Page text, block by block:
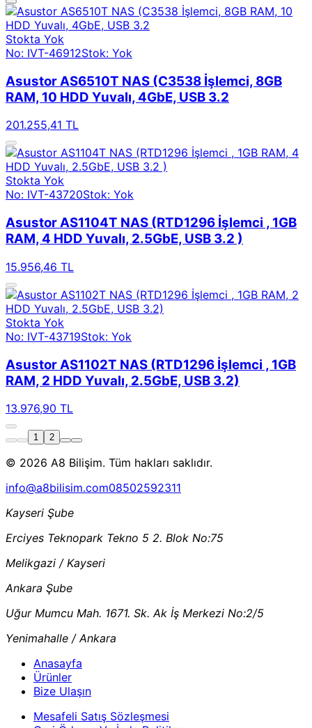
Stokta Yok
No: IVT-46912Stok: Yok
Asustor AS6510T NAS (C3538 İşlemci, 8GB
RAM, 10 HDD Yuvalı, 4GbE, USB 3.2
201.255,41 TL
Stokta Yok
No: IVT-43720Stok: Yok
Asustor AS1104T NAS (RTD1296 İşlemci , 1GB
RAM, 4 HDD Yuvalı, 2.5GbE, USB 3.2 )
15.956,46 TL
Stokta Yok
No: IVT-43719Stok: Yok
Asustor AS1102T NAS (RTD1296 İşlemci , 1GB
RAM, 2 HDD Yuvalı, 2.5GbE, USB 3.2)
13.976,90 TL
1 2
© 2026 A8 Bilişim. Tüm hakları saklıdır.
info@a8bilisim.com08502592311
Kayseri Şube
Erciyes Teknopark Tekno 5 2. Blok No:75
Melikgazi / Kayseri
Ankara Şube
Uğur Mumcu Mah. 1671. Sk. Ak İş Merkezi No:2/5
Yenimahalle / Ankara
Anasayfa
Ürünler
Bize Ulaşın
Mesafeli Satış Sözleşmesi